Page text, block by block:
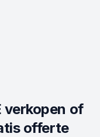
verkopen of
offerte